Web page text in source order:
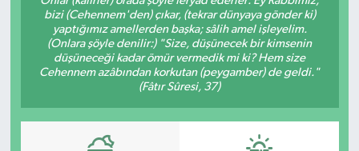
bizi (Cehennem'den) çıkar, (tekrar dünyaya gönder ki)
yaptığımız amellerden başka; sâlih amel işleyelim.
(Onlara şöyle denilir:) "Size, düşünecek bir kimsenin
düşüneceği kadar ömür vermedik mi ki? Hem size
Cehennem azâbından korkutan (peygamber) de geldi."
(Fâtır Sûresi, 37)
YEREL